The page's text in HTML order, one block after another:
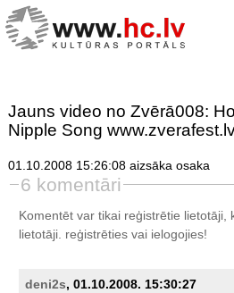
Jauns video no Zvērā008:
Nipple Song
01.10.2008 15:26:08 aizsāka osaka
6 komentāri
Komentēt var tikai reģistrētie lietotāji,
lietotāji. reģistrētiesvai ielogojies!
deni2s, 01.10.2008. 15:30:27